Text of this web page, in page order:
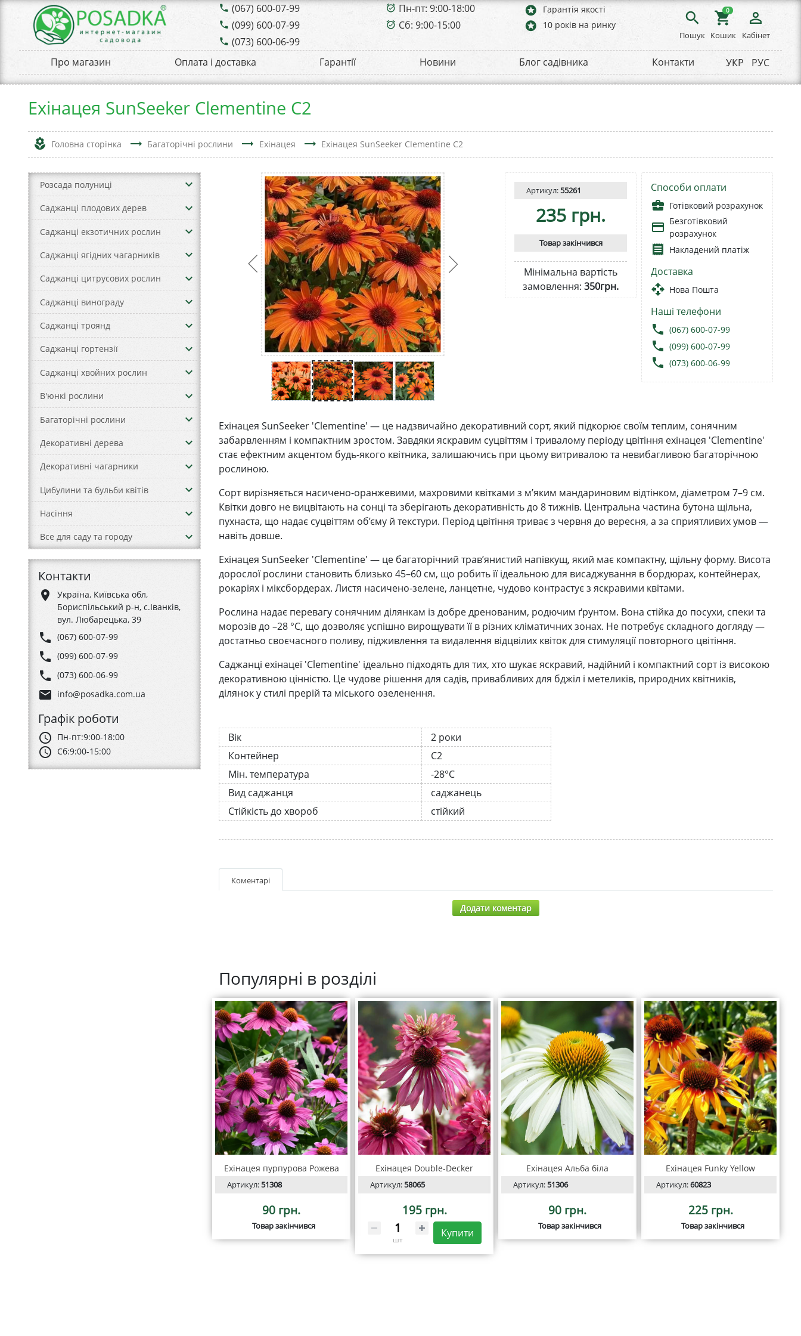
phone (067) 600-07-99
phone (099) 600-07-99
phone (073) 600-06-99
alarm_on Пн-пт: 9:00-18:00
alarm_on Сб: 9:00-15:00
stars Гарантія якості
stars 10 років на ринку search
Пошук
shopping_cart
0
Кошик
person_outline
Кабінет
Про магазин Оплата і доставка Гарантії Новини Блог садівника Контакти УКР РУС
Ехінацея SunSeeker Clementine C2
local_florist Головна сторінка trending_flat Багаторічні рослини trending_flat Ехінацея trending_flat Ехінацея SunSeeker Clementine C2
Розсада полуниці keyboard_arrow_down
Саджанці плодових дерев keyboard_arrow_down
Саджанці екзотичних рослин keyboard_arrow_down
Саджанці ягідних чагарників keyboard_arrow_down
Саджанці цитрусових рослин keyboard_arrow_down
Саджанці винограду keyboard_arrow_down
Саджанці троянд keyboard_arrow_down
Саджанці гортензії keyboard_arrow_down
Саджанці хвойних рослин keyboard_arrow_down
В'юнкі рослини keyboard_arrow_down
Багаторічні рослини keyboard_arrow_down
Декоративні дерева keyboard_arrow_down
Декоративні чагарники keyboard_arrow_down
Цибулини та бульби квітів keyboard_arrow_down
Насіння keyboard_arrow_down
Все для саду та городу keyboard_arrow_down
Контакти
place
Україна, Київська обл,
Бориспільський р-н, с.Іванків,
вул. Любарецька, 39
phone (067) 600-07-99
phone (099) 600-07-99
phone (073) 600-06-99
email info@posadka.com.ua
Графік роботи
schedule Пн-пт:9:00-18:00
schedule Сб:9:00-15:00
Артикул:55261
235 грн.
Товар закінчився
Мінімальна вартість
замовлення: 350грн.
Способи оплати
business_center Готівковий розрахунок
payment Безготівковий
розрахунок
receipt Накладений платіж
Доставка
open_with Нова Пошта
Наші телефони
local_phone (067) 600-07-99
local_phone (099) 600-07-99
local_phone (073) 600-06-99
Ехінацея SunSeeker 'Clementine' — це надзвичайно декоративний сорт, який підкорює своїм теплим, сонячним
забарвленням і компактним зростом. Завдяки яскравим суцвіттям і тривалому періоду цвітіння ехінацея 'Clementine'
стає ефектним акцентом будь-якого квітника, залишаючись при цьому витривалою та невибагливою багаторічною
рослиною.
Сорт вирізняється насичено-оранжевими, махровими квітками з м’яким мандариновим відтінком, діаметром 7–9 см.
Квітки довго не вицвітають на сонці та зберігають декоративність до 8 тижнів. Центральна частина бутона щільна,
пухнаста, що надає суцвіттям об’єму й текстури. Період цвітіння триває з червня до вересня, а за сприятливих умов —
навіть довше.
Ехінацея SunSeeker 'Clementine' — це багаторічний трав’янистий напівкущ, який має компактну, щільну форму. Висота
дорослої рослини становить близько 45–60 см, що робить її ідеальною для висаджування в бордюрах, контейнерах,
рокаріях і міксбордерах. Листя насичено-зелене, ланцетне, чудово контрастує з яскравими квітами.
Рослина надає перевагу сонячним ділянкам із добре дренованим, родючим ґрунтом. Вона стійка до посухи, спеки та
морозів до –28 °C, що дозволяє успішно вирощувати її в різних кліматичних зонах. Не потребує складного догляду —
достатньо своєчасного поливу, підживлення та видалення відцвілих квіток для стимуляції повторного цвітіння.
Саджанці ехінацеї 'Clementine' ідеально підходять для тих, хто шукає яскравий, надійний і компактний сорт із високою
декоративною цінністю. Це чудове рішення для садів, привабливих для бджіл і метеликів, природних квітників,
ділянок у стилі прерій та міського озеленення.
Вік
2 роки
Контейнер
С2
Мін. температура
-28°C
Вид саджанця
саджанець
Стійкість до хвороб
стійкий
Коментарі
Додати коментар
Популярні в розділі
Ехінацея пурпурова Рожева
Артикул:51308
90 грн.
Товар закінчився
Ехінацея Double-Decker
Артикул:58065
195 грн.
шт
Купити
Ехінацея Альба біла
Артикул:51306
90 грн.
Товар закінчився
Ехінацея Funky Yellow
Артикул:60823
225 грн.
Товар закінчився